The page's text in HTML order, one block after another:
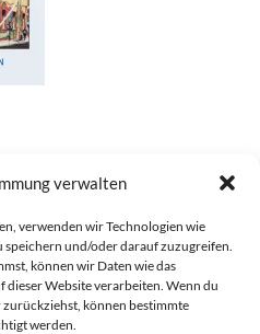
verwalten
verwenden wir Technologien wie
und/oder darauf zuzugreifen.
können wir Daten wie das
Website verarbeiten. Wenn du
können bestimmte
werden.